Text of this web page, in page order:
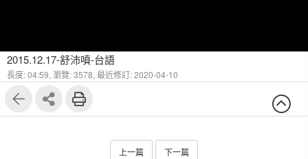
2015.12.17-舒沛噴-台語
長度: 04:59, 瀏覽: 3578, 最近修訂: 2020-04-10
上一篇 下一篇